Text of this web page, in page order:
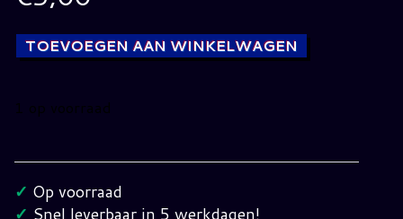
TOEVOEGEN AAN WINKELWAGEN
1 op voorraad
GB
The
Amazing
✓ Op voorraad
✓ Snel leverbaar in 5 werkdagen!